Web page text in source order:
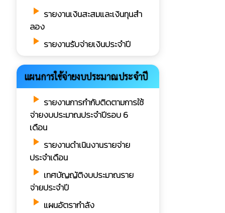
play_arrow รายงานเงินสะสมและเงินทุนสำ
ลอง
play_arrow รายงานรับจ่ายเงินประจำปี
แผนการใช้จ่ายงบประมาณประจำปี
play_arrow รายงานการกํากับติดตามการใช้
จ่ายงบประมาณประจำปีรอบ 6
เดือน
play_arrow รายงานดำเนินงานรายจ่าย
ประจำเดือน
play_arrow เทศบัญญัติงบประมาณราย
จ่ายประจำปี
play_arrow แผนอัตรากำลัง